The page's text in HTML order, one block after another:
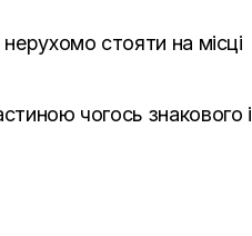
стояти на місці
чогось знакового і